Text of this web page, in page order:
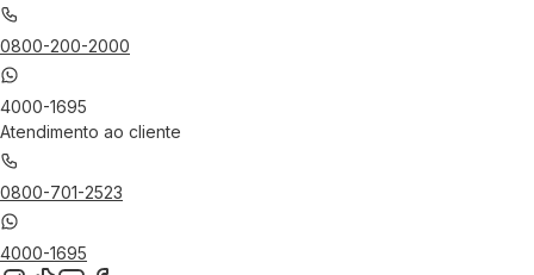
0800-200-2000
4000-1695
Atendimento ao cliente
0800-701-2523
4000-1695